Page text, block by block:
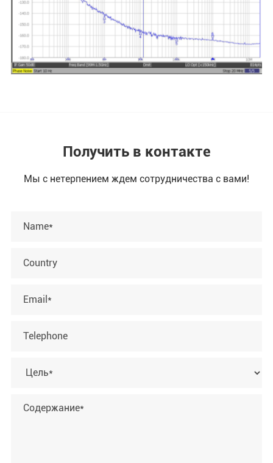
Получить в контакте
Мы с нетерпением ждем сотрудничества с вами!